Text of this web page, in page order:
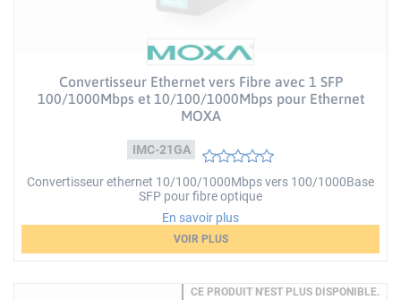
Convertisseur Ethernet vers Fibre avec 1 SFP
100/1000Mbps et 10/100/1000Mbps pour Ethernet
MOXA
IMC-21GA
Convertisseur ethernet 10/100/1000Mbps vers 100/1000Base
SFP pour fibre optique
En savoir plus
VOIR PLUS
CE PRODUIT N'EST PLUS DISPONIBLE.